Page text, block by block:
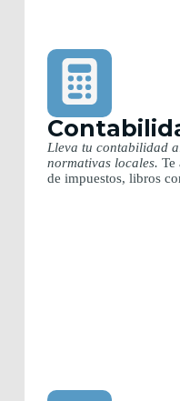
Lleva tu contabilidad
normativas locales. Te
de impuestos, libros